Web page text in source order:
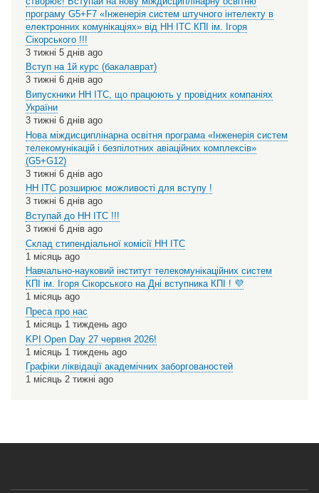
програму G5+F7 «Інженерія систем штучного інтелекту в
електронних комунікаціях» від НН ІТС КПІ ім. Ігоря
Сікорського !!!
3 тижні 5 днів ago
Вступ на 1й курс (бакалаврат)
3 тижні 6 днів ago
Випускники НН ІТС, що працюють у провідних компаніях
України
3 тижні 6 днів ago
Нова міждисциплінарна освітня програма «Інженерія систем
телекомунікацій і безпілотних авіаційних комплексів»
(G5+G12)
3 тижні 6 днів ago
НН ІТС розширює можливості для вступу !
3 тижні 6 днів ago
Вступай до НН ІТС !!!
3 тижні 6 днів ago
Склад стипендіальної комісії НН ІТС
1 місяць ago
Навчально-науковий інститут телекомунікаційних систем
КПІ ім. Ігоря Сікорського на Дні вступника КПІ ! 💜
1 місяць ago
Преса про нас
1 місяць 1 тиждень ago
KPI Open Day 27 червня 2026!
1 місяць 1 тиждень ago
Графіки ліквідації академічних заборгованостей
1 місяць 2 тижні ago